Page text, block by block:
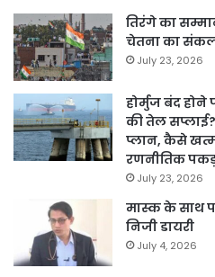
तिरंगे का
चेतना का
July 23, 2026
होर्मुज बंद होने
की तेल
प्लान, कैसे खत्म
रणनीतिक
July 23, 2026
मास्क के साथ
निजी डायरी
July 4, 2026